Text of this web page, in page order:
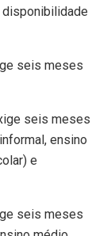
seis meses
seis meses
ensino
e
seis meses